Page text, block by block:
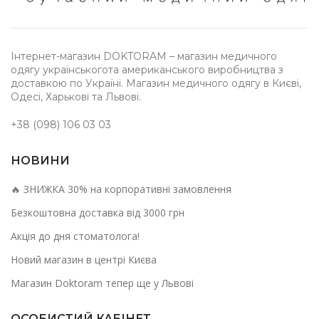
Інтернет-магазин DOKTORAM – магазин медичного
одягу українськогота американського виробництва з
доставкою по Україні. Магазин медичного одягу в Києві,
Одесі, Харькові та Львові.
+38 (098) 106 03 03
НОВИНИ
🔥 ЗНИЖКА 30% на корпоративні замовлення
Безкоштовна доставка від 3000 грн
Акція до дня стоматолога!
Новий магазин в центрі Києва
Магазин Doktoram тепер ще у Львові